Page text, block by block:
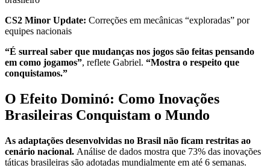
CS2 Minor Update: Correções em mecânicas “exploradas” por
equipes nacionais
“É surreal saber que mudanças nos jogos são feitas pensando
em como jogamos”, reflete Gabriel. “Mostra o respeito que
conquistamos.”
O Efeito Dominó: Como Inovações
Brasileiras Conquistam o Mundo
As adaptações desenvolvidas no Brasil não ficam restritas ao
cenário nacional. Análise de dados mostra que 73% das inovações
táticas brasileiras são adotadas mundialmente em até 6 semanas.